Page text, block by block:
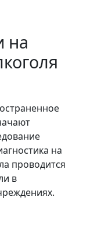
на
на
проводится
в